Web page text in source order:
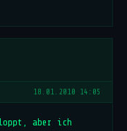
18.01.2010 14:05
aber ich